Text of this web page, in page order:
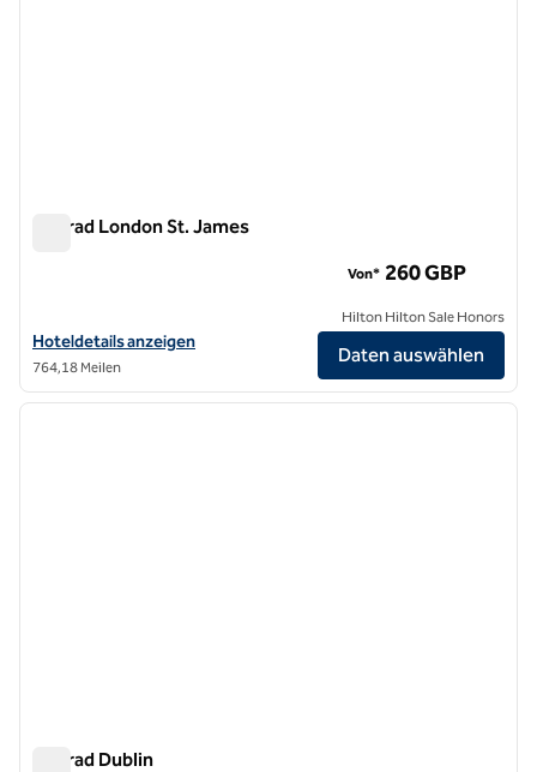
Conrad London St. James
Hoteldetails für das Conrad London St. James anzeigen
Hoteldetails anzeigen
764,18 Meilen
Von* 260 GBP
Hilton Hilton Sale Honors
Daten auswählen
1/11
1 von 11
Conrad Dublin